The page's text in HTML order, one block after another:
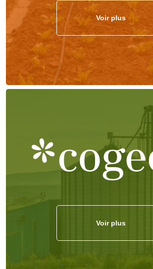
Voir plus
Voir plus